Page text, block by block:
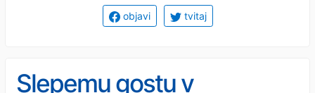
objavi tvitaj
Slepemu gostu v